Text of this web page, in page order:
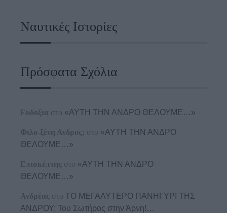
Ναυτικές Ιστορίες
Πρόσφατα Σχόλια
Ευδοξια στο «ΑΥΤΗ ΤΗΝ ΑΝΔΡΟ ΘΕΛΟΥΜΕ…»
Φιλο-ξένη Ανδρος; στο «ΑΥΤΗ ΤΗΝ ΑΝΔΡΟ
ΘΕΛΟΥΜΕ…»
Επισκέπτης στο «ΑΥΤΗ ΤΗΝ ΑΝΔΡΟ
ΘΕΛΟΥΜΕ…»
Ανδρέας στο ΤΟ ΜΕΓΑΛΥΤΕΡΟ ΠΑΝΗΓΥΡΙ ΤΗΣ
ΑΝΔΡΟΥ: Του Σωτήρος στην Άρνη!…